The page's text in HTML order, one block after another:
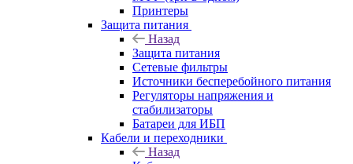
Принтеры
Защита питания
Назад
Защита питания
Сетевые фильтры
Источники бесперебойного питания
Регуляторы напряжения и
стабилизаторы
Батареи для ИБП
Кабели и переходники
Назад